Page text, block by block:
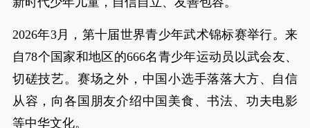
2026年3月，第十届世界青少年武术锦标赛举行。来
自78个国家和地区的666名青少年运动员以武会友、
切磋技艺。赛场之外，中国小选手落落大方、自信
从容，向各国朋友介绍中国美食、书法、功夫电影
等中华文化。